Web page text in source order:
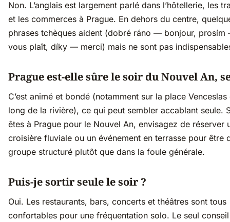
Non. L’anglais est largement parlé dans l’hôtellerie, les
et les commerces à Prague. En dehors du centre,
phrases tchèques aident (dobré ráno — bonjour, prosím
vous plaît, díky — merci) mais ne sont pas
Prague est-elle sûre le soir du Nouvel An,
C’est animé et bondé (notamment sur la place Venceslas
long de la rivière), ce qui peut sembler accablant seule.
êtes à Prague pour le Nouvel An, envisagez de réserver
croisière fluviale ou un événement en terrasse pour être
groupe structuré plutôt que dans la foule générale.
Puis-je sortir seule le soir ?
Oui. Les restaurants, bars, concerts et théâtres sont tous
confortables pour une fréquentation solo. Le seul conseil